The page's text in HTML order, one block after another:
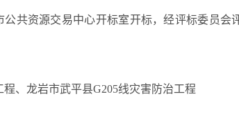
公共资源交易中心开标室开标，经评标委员会
程、龙岩市武平县G205线灾害防治工程